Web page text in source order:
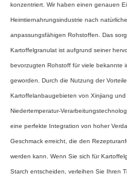
konzentriert. Wir haben einen genauen
Heimtiernahrungsindustrie nach
anpassungsfähigen Rohstoffen. Das
Kartoffelgranulat ist aufgrund seiner
bevorzugten Rohstoff für viele bekannte
geworden. Durch die Nutzung der
Kartoffelanbaugebieten von Xinjiang
Niedertemperatur-
eine perfekte Integration von hoher
Geschmack erreicht, die den
werden kann. Wenn Sie sich für
Starch entscheiden, verleihen Sie Ihren